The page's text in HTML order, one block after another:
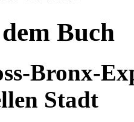
Buch
Bronx-
Stadt